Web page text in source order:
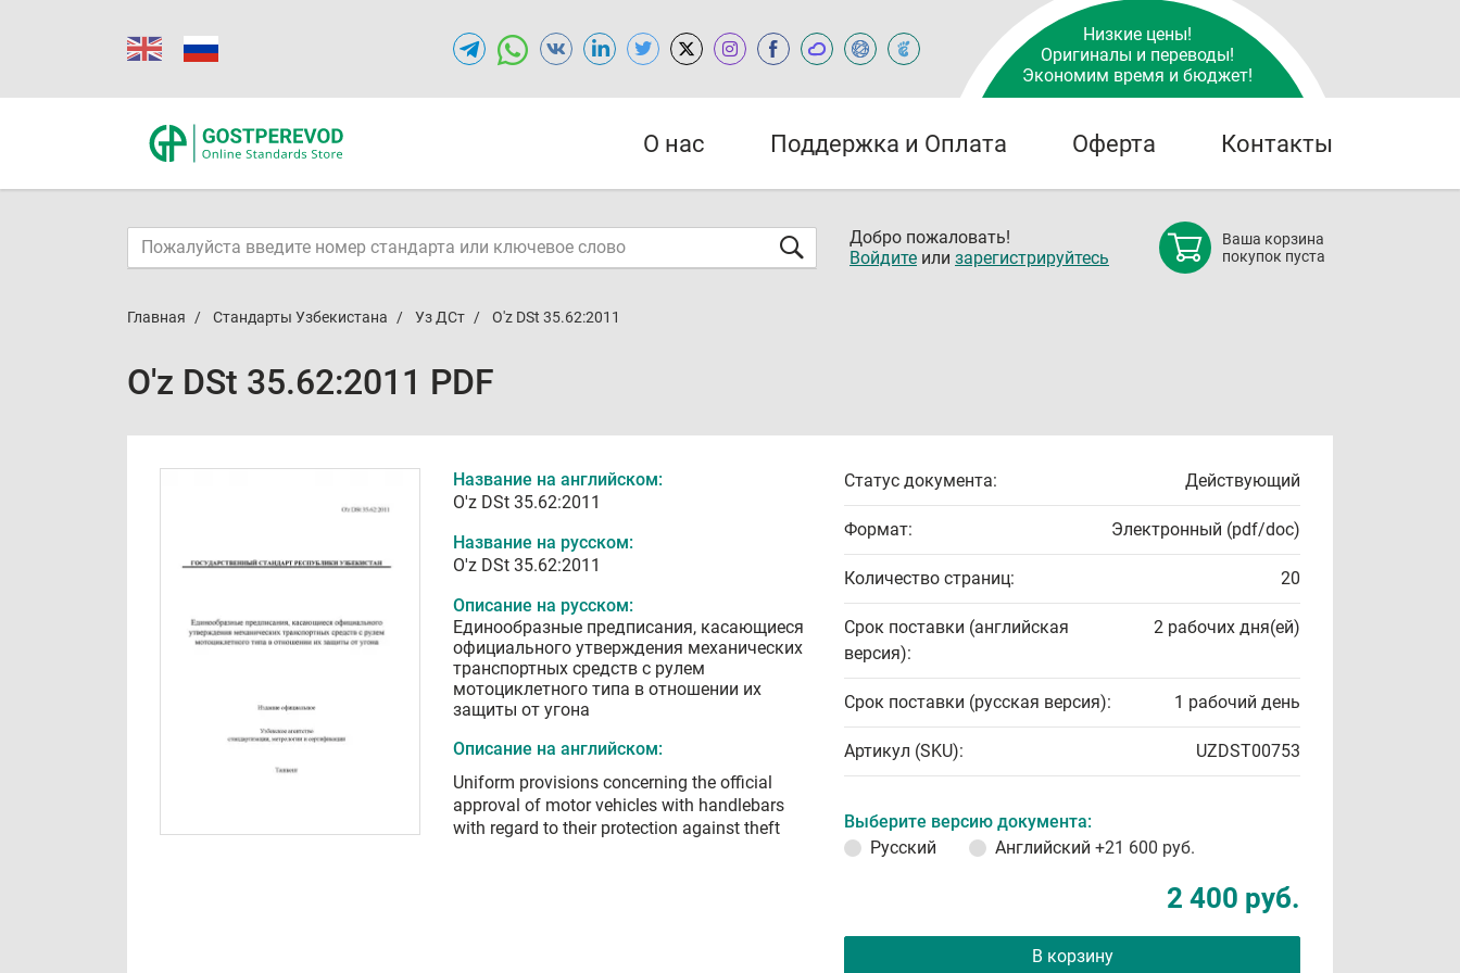
Низкие цены!
Оригиналы и переводы!
Экономим время и бюджет!
О нас Поддержка и Оплата Оферта Контакты
Добро пожаловать!
Войдите или зарегистрируйтесь
Ваша корзина
покупок пуста
Главная Стандарты Узбекистана Уз ДСт O'z DSt 35.62:2011
O'z DSt 35.62:2011 PDF
Название на английском:
O'z DSt 35.62:2011
Название на русском:
O'z DSt 35.62:2011
Описание на русском:
Единообразные предписания, касающиеся
официального утверждения механических
транспортных средств с рулем
мотоциклетного типа в отношении их
защиты от угона
Описание на английском:
Uniform provisions concerning the official
approval of motor vehicles with handlebars
with regard to their protection against theft
Статус документа: Действующий
Формат: Электронный (pdf/doc)
Количество страниц: 20
Срок поставки (английская
версия):
2 рабочих дня(ей)
Срок поставки (русская версия): 1 рабочий день
Артикул (SKU): UZDST00753
Выберите версию документа:
Русский
Английский +21 600 руб.
2 400 руб.
В корзину